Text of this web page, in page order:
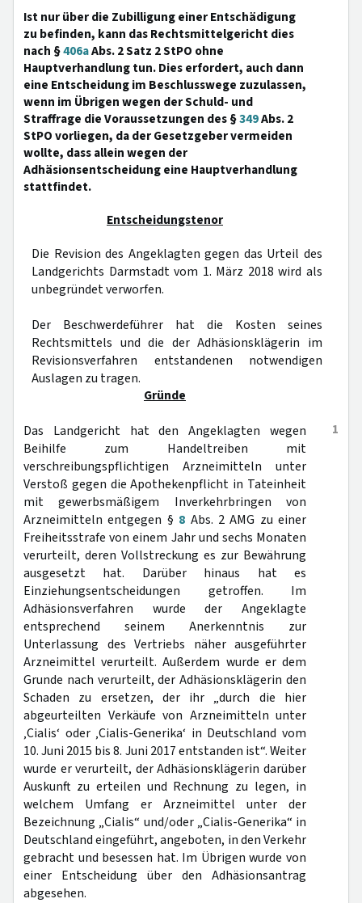
Ist nur über die Zubilligung einer Entschädigung
zu befinden, kann das Rechtsmittelgericht dies
nach §406aAbs. 2 Satz 2 StPO ohne
Hauptverhandlung tun. Dies erfordert, auch dann
eine Entscheidung im Beschlusswege zuzulassen,
wenn im Übrigen wegen der Schuld- und
Straffrage die Voraussetzungen des §349Abs. 2
StPO vorliegen, da der Gesetzgeber vermeiden
wollte, dass allein wegen der
Adhäsionsentscheidung eine Hauptverhandlung
stattfindet.
Entscheidungstenor
Die Revision des Angeklagten gegen das Urteil des
Landgerichts Darmstadt vom 1. März 2018 wird als
unbegründet verworfen.
Der Beschwerdeführer hat die Kosten seines
Rechtsmittels und die der Adhäsionsklägerin im
Revisionsverfahren entstandenen notwendigen
Auslagen zu tragen.
Gründe
1
Das Landgericht hat den Angeklagten wegen
Beihilfe zum Handeltreiben mit
verschreibungspflichtigen Arzneimitteln unter
Verstoß gegen die Apothekenpflicht in Tateinheit
mit gewerbsmäßigem Inverkehrbringen von
Arzneimitteln entgegen § 8 Abs. 2 AMG zu einer
Freiheitsstrafe von einem Jahr und sechs Monaten
verurteilt, deren Vollstreckung es zur Bewährung
ausgesetzt hat. Darüber hinaus hat es
Einziehungsentscheidungen getroffen. Im
Adhäsionsverfahren wurde der Angeklagte
entsprechend seinem Anerkenntnis zur
Unterlassung des Vertriebs näher ausgeführter
Arzneimittel verurteilt. Außerdem wurde er dem
Grunde nach verurteilt, der Adhäsionsklägerin den
Schaden zu ersetzen, der ihr „durch die hier
abgeurteilten Verkäufe von Arzneimitteln unter
‚Cialis‘ oder ‚Cialis-Generika‘ in Deutschland vom
10. Juni 2015 bis 8. Juni 2017 entstanden ist“. Weiter
wurde er verurteilt, der Adhäsionsklägerin darüber
Auskunft zu erteilen und Rechnung zu legen, in
welchem Umfang er Arzneimittel unter der
Bezeichnung „Cialis“ und/oder „Cialis-Generika“ in
Deutschland eingeführt, angeboten, in den Verkehr
gebracht und besessen hat. Im Übrigen wurde von
einer Entscheidung über den Adhäsionsantrag
abgesehen.